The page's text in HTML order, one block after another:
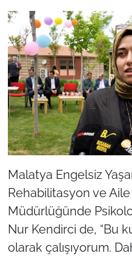
Malatya Engelsiz
Rehabilitasyon ve
Müdürlüğünde
Nur Kendirci de, “Bu
olarak çalışıyorum.